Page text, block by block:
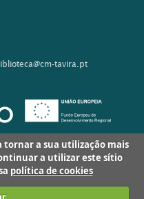
tavira.pt
tornar a sua utilização mais
a utilizar este sítio
política de cookies